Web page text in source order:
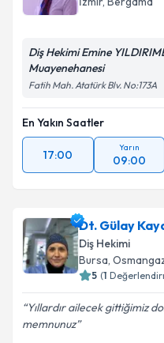
Diş Hekimi Emine
Muayenehanesi
Fatih Mah. Atatürk Blv. No:173A
En Yakın Saatler
17:00
Yarın
09:00
Dt. Gülay
Diş Hekimi
Bursa,
5 (1
Yıllardır ailecek gittiğimiz
memnunuz